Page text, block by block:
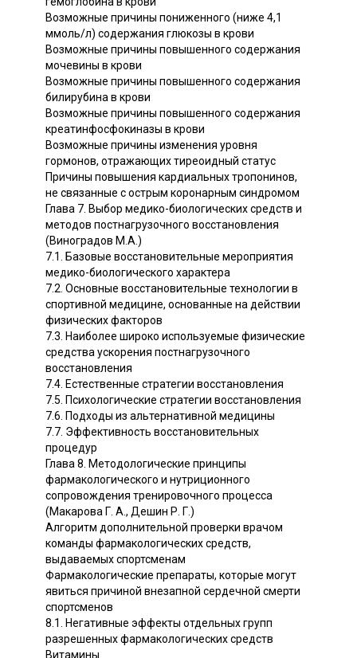
Возможные причины пониженного (ниже 4,1
ммоль/л) содержания глюкозы в крови
Возможные причины повышенного содержания
мочевины в крови
Возможные причины повышенного содержания
билирубина в крови
Возможные причины повышенного содержания
креатинфосфокиназы в крови
Возможные причины изменения уровня
гормонов, отражающих тиреоидный статус
Причины повышения кардиальных тропонинов,
не связанные с острым коронарным синдромом
Глава 7. Выбор медико-биологических средств и
методов постнагрузочного восстановления
(Виноградов М.А.)
7.1. Базовые восстановительные мероприятия
медико-биологического характера
7.2. Основные восстановительные технологии в
спортивной медицине, основанные на действии
физических факторов
7.3. Наиболее широко используемые физические
средства ускорения постнагрузочного
восстановления
7.4. Естественные стратегии восстановления
7.5. Психологические стратегии восстановления
7.6. Подходы из альтернативной медицины
7.7. Эффективность восстановительных
процедур
Глава 8. Методологические принципы
фармакологического и нутриционного
сопровождения тренировочного процесса
(Макарова Г. А., Дешин Р. Г.)
Алгоритм дополнительной проверки врачом
команды фармакологических средств,
выдаваемых спортсменам
Фармакологические препараты, которые могут
явиться причиной внезапной сердечной смерти
спортсменов
8.1. Негативные эффекты отдельных групп
разрешенных фармакологических средств
Витамины